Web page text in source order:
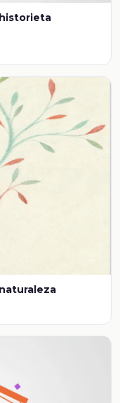
La madre naturaleza